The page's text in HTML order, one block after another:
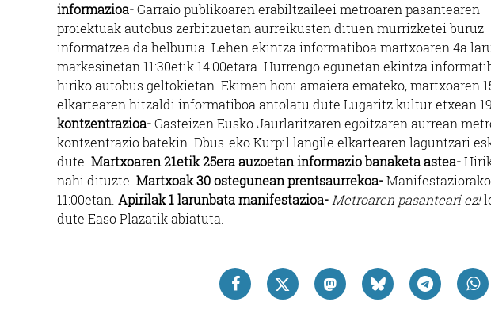
informazioa-Garraio publikoaren erabiltzaileei metroaren pasantearen
proiektuak autobus zerbitzuetan aurreikusten dituen murrizketei buruz
informatzea da helburua. Lehen ekintza informatiboa martxoaren 4a
markesinetan 11:30etik 14:00etara. Hurrengo egunetan ekintza
hiriko autobus geltokietan. Ekimen honi amaiera emateko, martxoaren
elkartearen hitzaldi informatiboa antolatu dute Lugaritz kultur etxean
kontzentrazioa-Gasteizen Eusko Jaurlaritzaren egoitzaren aurrean
kontzentrazio batekin. Dbus-eko Kurpil langile elkartearen laguntzari
dute. Martxoaren 21etik 25era auzoetan informazio banaketa astea-
nahi dituzte. Martxoak 30 ostegunean prentsaurrekoa-
11:00etan. Apirilak 1 larunbata manifestazioa- Metroaren pasanteari ez!
dute Easo Plazatik abiatuta.